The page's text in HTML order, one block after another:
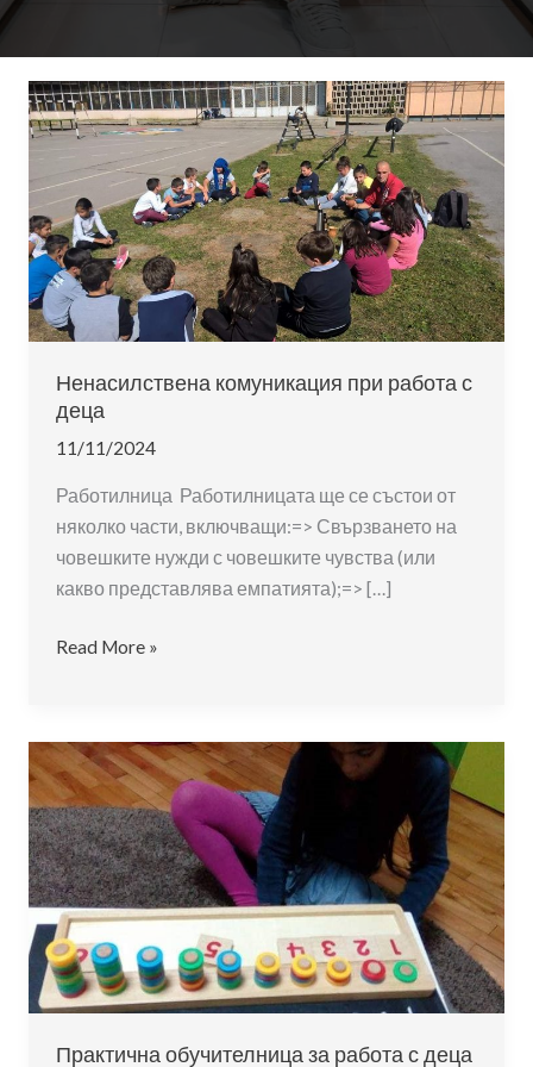
Ненасилствена комуникация при работа с
деца
11/11/2024
Работилница Работилницата ще се състои от
няколко части, включващи:=> Свързването на
човешките нужди с човешките чувства (или
какво представлява емпатията);=> […]
Ненасилствена
работа
с
деца
Read More »
Практична обучителница за работа с деца